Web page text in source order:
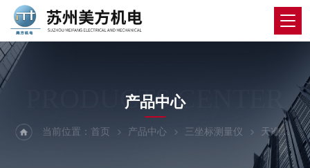
PRODUCTS CENTER
产品中心
当前位置：首页 产品中心 三坐标测量仪 天准三坐标测量仪